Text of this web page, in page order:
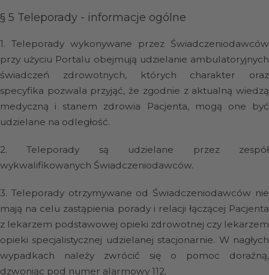
§ 5 Teleporady - informacje ogólne
1. Teleporady wykonywane przez Świadczeniodawców
przy użyciu Portalu obejmują udzielanie ambulatoryjnych
świadczeń zdrowotnych, których charakter oraz
specyfika pozwala przyjąć, że zgodnie z aktualną wiedzą
medyczną i stanem zdrowia Pacjenta, mogą one być
udzielane na odległość.
2.
Teleporady są udzielane przez zespół
wykwalifikowanych Świadczeniodawców.
3. Teleporady otrzymywane od Świadczeniodawców nie
mają na celu zastąpienia porady i relacji łączącej Pacjenta
z lekarzem podstawowej opieki zdrowotnej czy lekarzem
opieki specjalistycznej udzielanej stacjonarnie. W nagłych
wypadkach należy zwrócić się o pomoc doraźną,
dzwoniąc pod numer alarmowy 112.